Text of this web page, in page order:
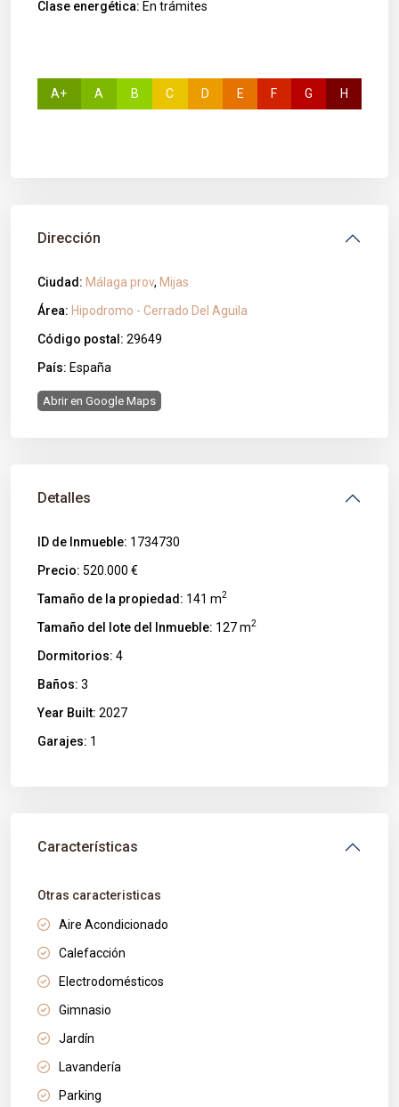
Clase energética: En trámites
A+ A B C D E F G H
Dirección
Ciudad: Málaga prov, Mijas
Área: Hipodromo - Cerrado Del Aguila
Código postal: 29649
País: España
Abrir en Google Maps
Detalles
ID de Inmueble: 1734730
Precio: 520.000 €
Tamaño de la propiedad: 141 m2
Tamaño del lote del Inmueble: 127 m2
Dormitorios: 4
Baños: 3
Year Built: 2027
Garajes: 1
Características
Otras caracteristicas
Aire Acondicionado
Calefacción
Electrodomésticos
Gimnasio
Jardín
Lavandería
Parking